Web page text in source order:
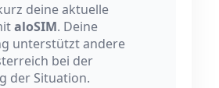
deine aktuelle
aloSIM. Deine
unterstützt andere
bei der
der Situation.